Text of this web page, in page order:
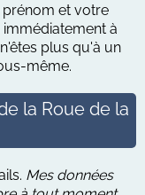
et votre
à
plus qu'à un
même.
la Roue de la
Mes données